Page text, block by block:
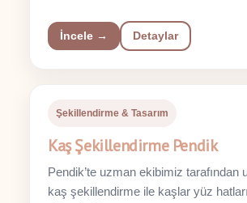
İncele → Detaylar
Şekillendirme & Tasarım
Kaş Şekillendirme Pendik
Pendik’te uzman ekibimiz tarafından
kaş şekillendirme ile kaşlar yüz